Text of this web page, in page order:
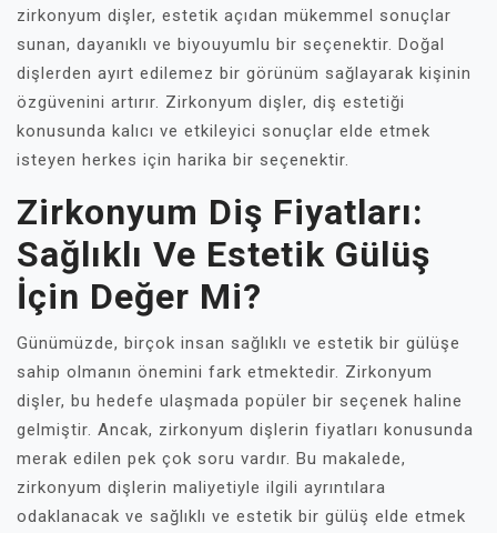
zirkonyum dişler, estetik açıdan mükemmel sonuçlar
sunan, dayanıklı ve biyouyumlu bir seçenektir. Doğal
dişlerden ayırt edilemez bir görünüm sağlayarak kişinin
özgüvenini artırır. Zirkonyum dişler, diş estetiği
konusunda kalıcı ve etkileyici sonuçlar elde etmek
isteyen herkes için harika bir seçenektir.
Zirkonyum Diş Fiyatları:
Sağlıklı Ve Estetik Gülüş
İçin Değer Mi?
Günümüzde, birçok insan sağlıklı ve estetik bir gülüşe
sahip olmanın önemini fark etmektedir. Zirkonyum
dişler, bu hedefe ulaşmada popüler bir seçenek haline
gelmiştir. Ancak, zirkonyum dişlerin fiyatları konusunda
merak edilen pek çok soru vardır. Bu makalede,
zirkonyum dişlerin maliyetiyle ilgili ayrıntılara
odaklanacak ve sağlıklı ve estetik bir gülüş elde etmek